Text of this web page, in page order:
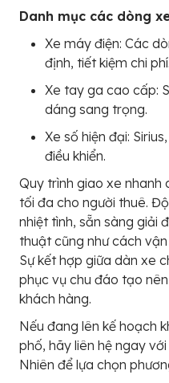
Danh mục các dòng
Xe máy điện: Các
định, tiết kiệm chi phí.
Xe tay ga cao cấp:
dáng sang trọng.
Xe số hiện đại:
điều khiển.
Quy trình giao xe nhanh
tối đa cho người thuê.
nhiệt tình, sẵn sàng giải
thuật cũng như cách
Sự kết hợp giữa dàn xe
phục vụ chu đáo tạo
khách hàng.
Nếu đang lên kế hoạch
phố, hãy liên hệ ngay
Nhiên để lựa chọn